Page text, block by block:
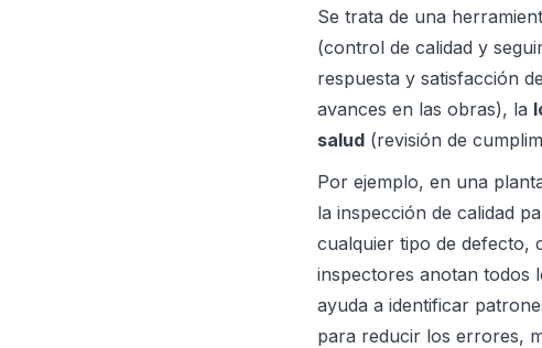
Se trata de una
(control de calidad y
respuesta y satisfacción
avances en las obras), la
salud (revisión de
Por ejemplo, en una
la inspección de calidad
cualquier tipo de defecto,
inspectores anotan todos
ayuda a identificar
para reducir los errores,